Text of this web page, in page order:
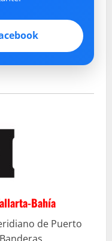
Bahía
de Puerto